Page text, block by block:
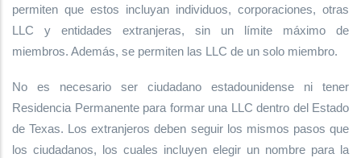
permiten que estos incluyan individuos, corporaciones, otras
LLC y entidades extranjeras, sin un límite máximo de
miembros. Además, se permiten las LLC de un solo miembro.
No es necesario ser ciudadano estadounidense ni tener
Residencia Permanente para formar una LLC dentro del Estado
de Texas. Los extranjeros deben seguir los mismos pasos que
los ciudadanos, los cuales incluyen elegir un nombre para la